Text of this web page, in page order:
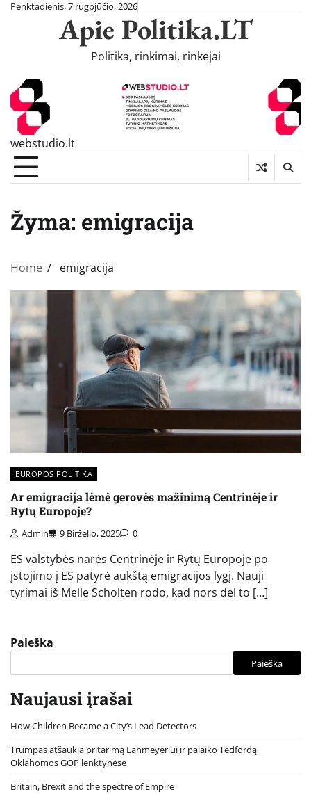
SkipPenktadienis, 7 rugpjūčio, 2026
Apie Politika.LT
Politika, rinkimai, rinkejai
webstudio.lt
Žyma: emigracija
Home emigracija
EUROPOS POLITIKA
Ar emigracija lėmė gerovės mažinimą Centrinėje ir
Rytų Europoje?
Admin 9 Birželio, 2025 0
ES valstybės narės Centrinėje ir Rytų Europoje po
įstojimo į ES patyrė aukštą emigracijos lygį. Nauji
tyrimai iš Melle Scholten rodo, kad nors dėl to […]
Paieška
Paieška
Naujausi įrašai
How Children Became a City’s Lead Detectors
Trumpas atšaukia pritarimą Lahmeyeriui ir palaiko Tedfordą
Oklahomos GOP lenktynėse
Britain, Brexit and the spectre of Empire